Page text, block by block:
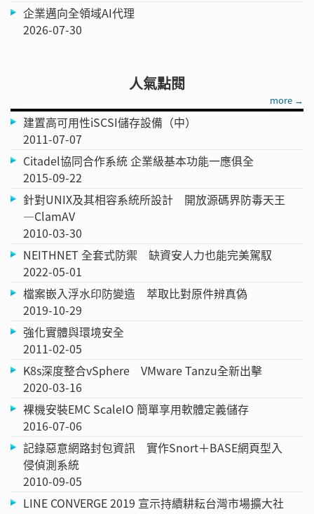
企業邁向全領域AI代理
2026-07-30
人氣點閱
more →
建置高可用性iSCSI儲存設備（中）
2011-07-07
Citadel協同合作系統 企業級基本功能一應俱全
2015-09-22
針對UNIX及其相容系統所設計 開放源碼界防毒天王
—ClamAV
2010-03-30
NEITHNET 全套式防禦 缺資安人力也能完美駕馭
2022-05-01
檔案嵌入浮水印防變造 萃取比對原件辨真偽
2019-10-29
強化實體與環境安全
2011-02-05
K8s深度整合vSphere VMware Tanzu全新出擊
2020-03-16
裸機安裝EMC ScaleIO 簡單享用軟體定義儲存
2016-07-06
記錄惡意網路封包資訊 實作Snort＋BASE網頁型入
侵偵測系統
2010-09-05
LINE CONVERGE 2019 宣示持續耕耘台灣市場擴大社